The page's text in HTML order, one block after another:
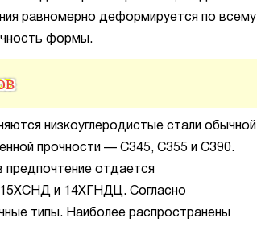
равномерно деформируется по всему
формы.
низкоуглеродистые стали обычной
прочности — С345, С355 и С390.
отдается
и 14ХГНДЦ. Согласно
типы. Наиболее распространены